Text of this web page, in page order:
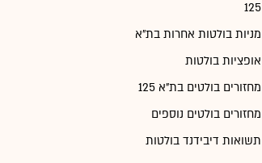
125
מניות בולטות אחרות בת"א
אופציות בולטות
מחזורים בולטים בת"א 125
מחזורים בולטים נוספים
תשואות דיבידנד בולטות